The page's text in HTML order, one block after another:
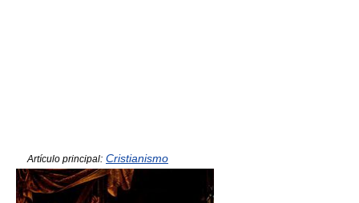
Artículo principal: Cristianismo